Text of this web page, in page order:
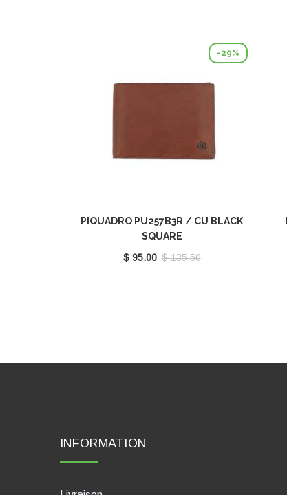
-29%
PIQUADRO PU257B3R / CU BLACK
SQUARE
$ 95.00 $ 135.50
INFORMATION